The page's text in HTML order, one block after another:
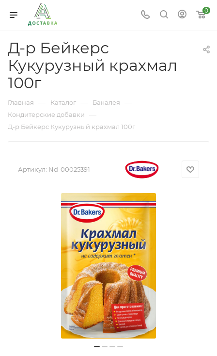
0
Д-р Бейкерс
Кукурузный крахмал
100г
Главная — Каталог — Бакалея —
Кондитерские добавки —
Д-р Бейкерс Кукурузный крахмал 100г
Артикул: Nd-00025391